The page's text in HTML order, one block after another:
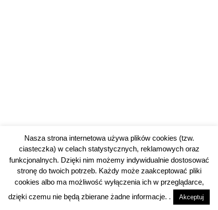
© 2026 piotrkowski24.pl | Polityka prywatności
Nasza strona internetowa używa plików cookies (tzw.
ciasteczka) w celach statystycznych, reklamowych oraz
funkcjonalnych. Dzięki nim możemy indywidualnie dostosować
stronę do twoich potrzeb. Każdy może zaakceptować pliki
cookies albo ma możliwość wyłączenia ich w przeglądarce,
dzięki czemu nie będą zbierane żadne informacje. .
Akceptuj